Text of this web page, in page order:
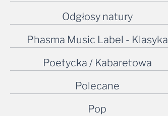
Odgłosy natury
Phasma Music Label - Klasyka
Poetycka / Kabaretowa
Polecane
Pop